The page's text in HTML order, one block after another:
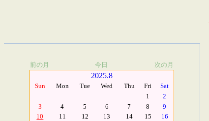
前の月 今日 次の月
2025.8
Sun Mon Tue Wed Thu Fri
Sat
1
2
3
4 5 6 7 8
9
10
11 12 13 14 15
16